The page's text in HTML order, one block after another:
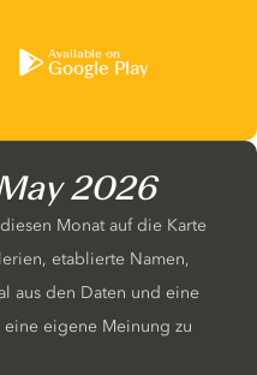
Available on
Google Play
2026
Monat auf die Karte
etablierte Namen,
aus den Daten und eine
eigene Meinung zu